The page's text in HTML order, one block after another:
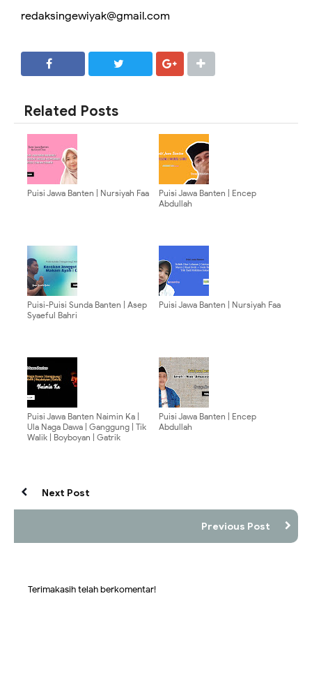
redaksingewiyak@gmail.com
Related Posts
Puisi Jawa Banten | Nursiyah Faa
Puisi Jawa Banten | Encep
Abdullah
Puisi-Puisi Sunda Banten | Asep
Syaeful Bahri
Puisi Jawa Banten | Nursiyah Faa
Puisi Jawa Banten Naimin Ka |
Ula Naga Dawa | Ganggung | Tik
Walik | Boyboyan | Gatrik
Puisi Jawa Banten | Encep
Abdullah
Next Post
Previous Post
Terimakasih telah berkomentar!